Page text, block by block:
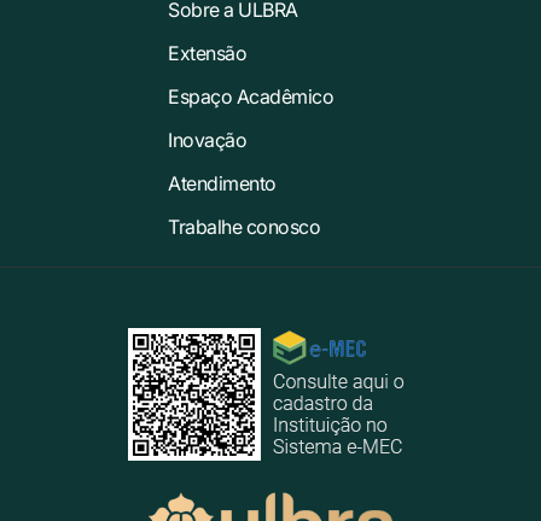
Sobre a ULBRA
Extensão
Espaço Acadêmico
Inovação
Atendimento
Trabalhe conosco